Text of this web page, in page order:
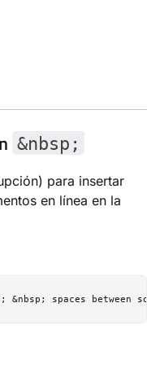
&nbsp;
para insertar
en línea en la